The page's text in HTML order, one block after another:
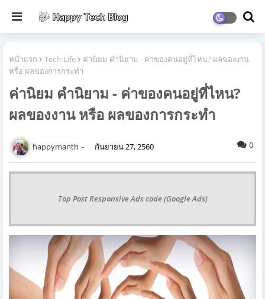
หน้าแรก Tech-Life
ค่านิยม คำนิยาม - ค่าของคนอยู่ที่ไหน? ผลของงาน
หรือ ผลของการกระทำ
ค่านิยม คำนิยาม - ค่าของคนอยู่ที่ไหน?
ผลของงาน หรือ ผลของการกระทำ
happymanth กันยายน 27, 2560 0
Top Post Responsive Ads code (Google Ads)